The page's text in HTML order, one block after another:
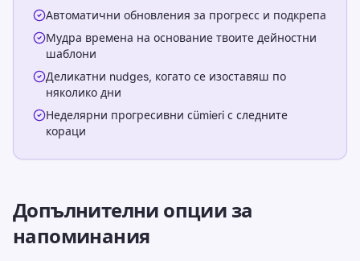
Направете тест за скорост, следвайте
безплатни уроци и упражнявайте всеки
ден за по-висока скорост и точност.
обучение
Автоматични обновления за прогресс и подкрепа
Мудра времена на основание твоите дейностни
шаблони
Деликатни nudges, когато се изоставяш по
няколико дни
Неделярни прогресивни сümieri с следните
кораци
Допълнителни опции за
напоминания